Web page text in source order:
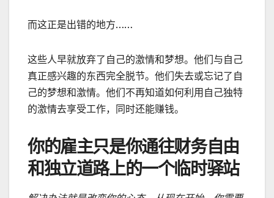
而这正是出错的地方……
这些人早就放弃了自己的激情和梦想。他们与自己
真正感兴趣的东西完全脱节。他们失去或忘记了自
己的梦想和激情。他们不再知道如何利用自己独特
的激情去享受工作，同时还能赚钱。
你的雇主只是你通往财务自由
和独立道路上的一个临时驿站